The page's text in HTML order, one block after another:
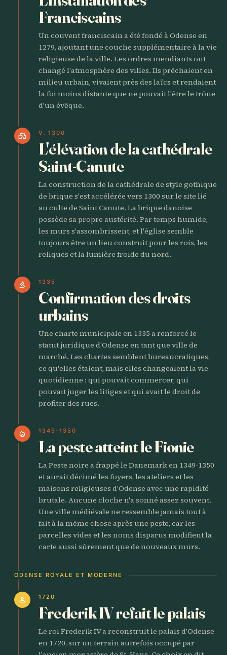
Franciscains
Un couvent franciscain a été fondé à Odense en
1279, ajoutant une couche supplémentaire à la vie
religieuse de la ville. Les ordres mendiants ont
changé l'atmosphère des villes. Ils prêchaient en
milieu urbain, vivaient près des laïcs et rendaient
la foi moins distante que ne pouvait l'être le trône
d'un évêque.
castle V. 1300
L'élévation de la cathédrale
Saint-Canute
La construction de la cathédrale de style gothique
de brique s'est accélérée vers 1300 sur le site lié
au culte de Saint Canute. La brique danoise
possède sa propre austérité. Par temps humide,
les murs s'assombrissent, et l'église semble
toujours être un lieu construit pour les rois, les
reliques et la lumière froide du nord.
gavel 1335
Confirmation des droits
urbains
Une charte municipale en 1335 a renforcé le
statut juridique d'Odense en tant que ville de
marché. Les chartes semblent bureaucratiques,
ce qu'elles étaient, mais elles changeaient la vie
quotidienne : qui pouvait commercer, qui
pouvait juger les litiges et qui avait le droit de
profiter des rues.
local_fire_department 1349-1350
La peste atteint le Fionie
La Peste noire a frappé le Danemark en 1349-1350
et aurait décimé les foyers, les ateliers et les
maisons religieuses d'Odense avec une rapidité
brutale. Aucune cloche n'a sonné assez souvent.
Une ville médiévale ne ressemble jamais tout à
fait à la même chose après une peste, car les
parcelles vides et les noms disparus modifient la
carte aussi sûrement que de nouveaux murs.
ODENSE ROYALE ET MODERNE
person 1720
Frederik IV refait le palais
Le roi Frederik IV a reconstruit le palais d'Odense
en 1720, sur un terrain autrefois occupé par